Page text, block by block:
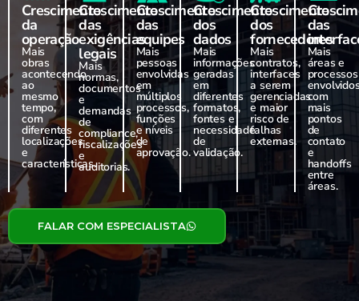
Crescimento
da
operação
Mais
obras
acontecendo
ao
mesmo
tempo,
com
diferentes
localizações
e
características.
Crescimento
das
exigências
legais
Mais
normas,
documentos
e
demandas
de
compliance,
fiscalizações
e
auditorias.
Crescimento
das
equipes
Mais
pessoas
envolvidas
em
múltiplos
processos,
funções
e níveis
de
aprovação.
Crescimento
dos
dados
Mais
informações
geradas
em
diferentes
formatos,
fontes e
necessidade
de
validação.
Crescimento
dos
fornecedores
Mais
contratos,
interfaces
a serem
gerenciadas
e maior
risco de
falhas
externas.
das
Mais
áreas e
processos
com
mais
pontos
de
contato
e
handoffs
entre
áreas.
FALAR COM ESPECIALISTA